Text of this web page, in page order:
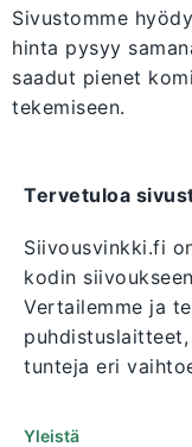
Sivustomme
hinta pysyy
saadut pienet
tekemiseen.
Tervetuloa
Siivousvinkki.fi
kodin
Vertailemme ja
tunteja eri
Yleistä